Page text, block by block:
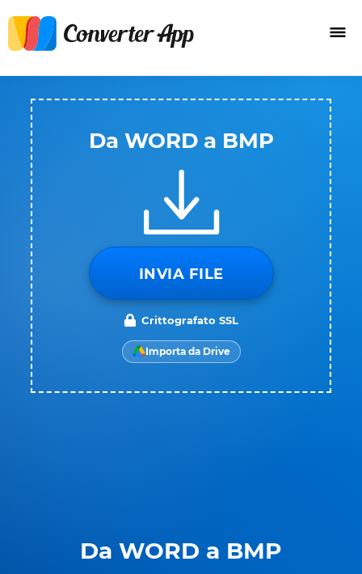
Da WORD a BMP
Da WORD a BMP
INVIA FILE
Crittografato SSL
Importa da Drive